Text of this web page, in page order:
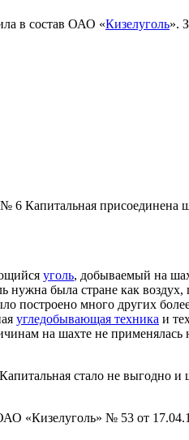
в состав ОАО «Кизелуголь».
6 Капитальная
уголь, добываемый на
нужна была стране как
построено много других
угледобывающая техника и
на шахте не применялась
стало не выгодно и
«Кизелуголь» № 53 от